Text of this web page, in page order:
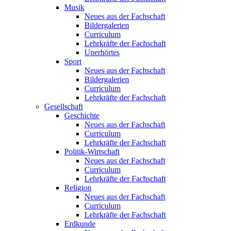
Musik
Neues aus der Fachschaft
Bildergalerien
Curriculum
Lehrkräfte der Fachschaft
Unerhörtes
Sport
Neues aus der Fachschaft
Bildergalerien
Curriculum
Lehrkräfte der Fachschaft
Gesellschaft
Geschichte
Neues aus der Fachschaft
Curriculum
Lehrkräfte der Fachschaft
Politik-Wirtschaft
Neues aus der Fachschaft
Curriculum
Lehrkräfte der Fachschaft
Religion
Neues aus der Fachschaft
Curriculum
Lehrkräfte der Fachschaft
Erdkunde